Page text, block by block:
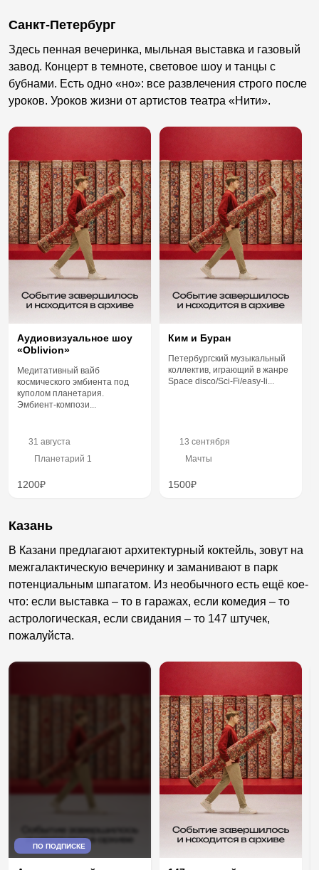
Санкт-Петербург
Здесь пенная вечеринка, мыльная выставка и газовый
завод. Концерт в темноте, световое шоу и танцы с
бубнами. Есть одно «но»: все развлечения строго после
уроков. Уроков жизни от артистов театра «Нити».
Аудиовизуальное шоу
«Oblivion»
Медитативный вайб
космического эмбиента под
куполом планетария.
Эмбиент-компози...
31 августа
Планетарий 1
1200₽
Ким и Буран
Петербургский музыкальный
коллектив, играющий в жанре
Space disco/Sci-Fi/easy-li...
13 сентября
Мачты
1500₽
Казань
В Казани предлагают архитектурный коктейль, зовут на
межгалактическую вечеринку и заманивают в парк
потенциальным шпагатом. Из необычного есть ещё кое-
что: если выставка – то в гаражах, если комедия – то
астрологическая, если свидания – то 147 штучек,
пожалуйста.
ПО ПОДПИСКЕ